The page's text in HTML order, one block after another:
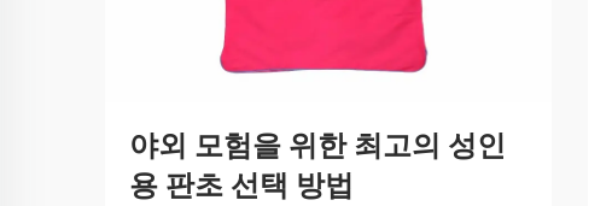
야외 모험을 위한 최고의 성인
용 판초 선택 방법